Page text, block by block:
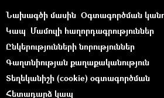
Նախագծի մասին Օգտագործման
Կապ Մամուլի հաղորդագրություններ
Ընկերությունների նորություններ
Գաղտնիության քաղաքականություն
Տեղեկանիշի (cookie) օգտագործման
Հետադարձ կապ